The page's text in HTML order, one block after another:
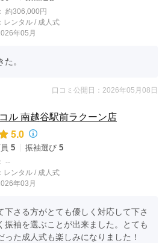
約306,000円
レンタル / 成人式
年05月
。
口コミ公開日：2026年05月08日
ル 南越谷駅前ラクーン店
5.0
5 振袖選び 5
--
レンタル / 成人式
年03月
下さる方がとても優しく対応して下さ
振袖を選ぶことが出来ました。とても
た成人式も楽しみになりました！